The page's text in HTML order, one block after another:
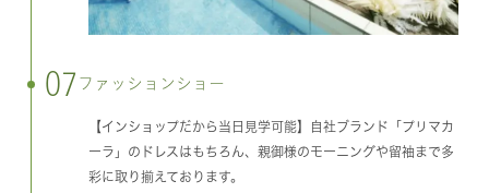
07 ファッションショー
【インショップだから当日見学可能】自社ブランド「プリマカ
ーラ」のドレスはもちろん、親御様のモーニングや留袖まで多
彩に取り揃えております。